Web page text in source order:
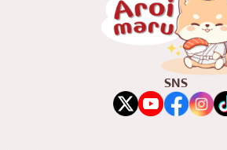
โอเด้ง/เมนูตุ๋นสไตล์ญี่ปุ่น
อาหารชุด/อาหารญี่ปุ่นสไตล์โฮมคุกกิ้ง
เบนโตะ/บริการส่งอาหารญี่ปุ่น
SNS